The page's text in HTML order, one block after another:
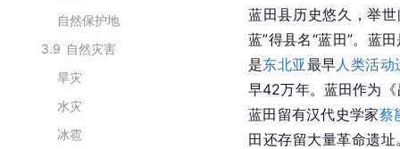
自然保护地
3.9 自然灾害
旱灾
水灾
冰雹
蓝田县历史悠久，举
蓝”得县名“蓝田”。蓝
是东北亚最早人类活动
早42万年。蓝田作为
蓝田留有汉代史学家蔡
田还存留大量革命遗址